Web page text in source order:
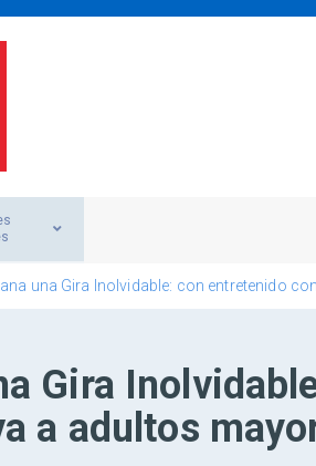
una Gira Inolvidable: con entretenido
Gira
a adultos